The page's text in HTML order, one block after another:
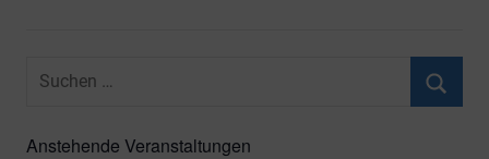
Suchen
Anstehende Veranstaltungen